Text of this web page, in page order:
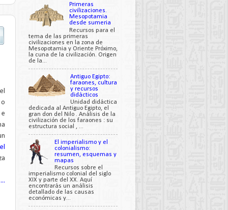
Primeras
civilizaciones.
Mesopotamia
desde sumeria
Recursos para el
tema de las primeras
civilizaciones en la zona de
Mesopotamia y Oriente Próximo,
la cuna de la civilización. Origen
de la...
Antiguo Egipto:
faraones, cultura
y recursos
didácticos
Unidad didáctica
dedicada al Antiguo Egipto, el
gran don del Nilo . Análisis de la
civilización de los faraones : su
estructura social , ...
El imperialismo y el
colonialismo:
resumen, esquemas y
mapas
Recursos sobre el
imperialismo colonial del siglo
XIX y parte del XX. Aquí
encontrarás un análisis
detallado de las causas
económicas y...